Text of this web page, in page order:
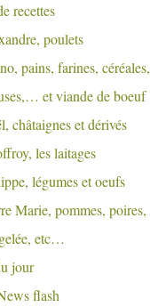
recettes
poulets
pains, farines, céréales,
et viande de boeuf
châtaignes et dérivés
les laitages
légumes et oeufs
Marie, pommes, poires,
etc…
jour
flash